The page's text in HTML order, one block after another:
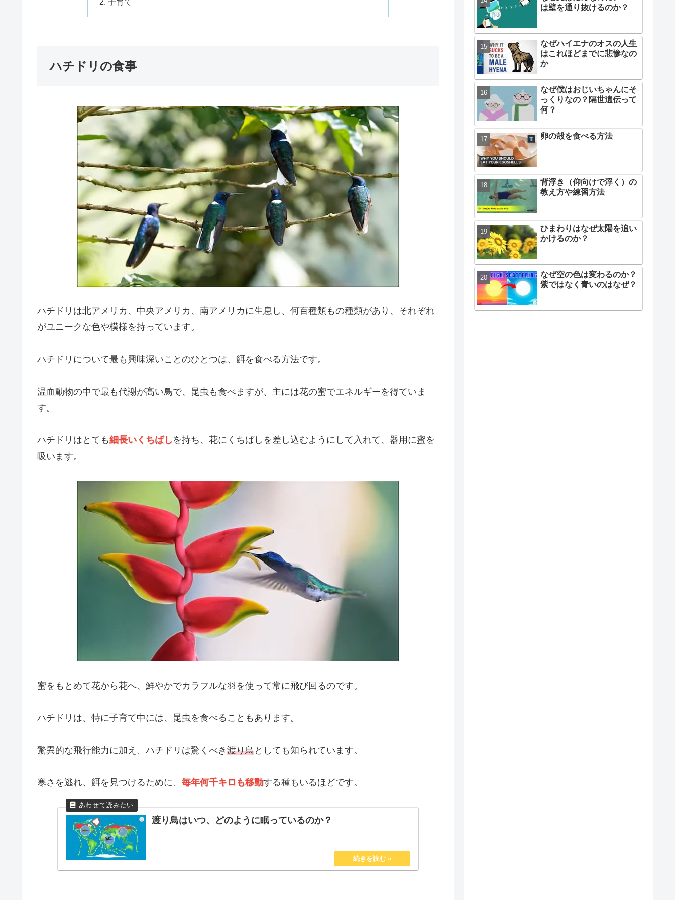
ハチドリの食事
ハチドリは北アメリカ、中央アメリカ、南アメリカに生息し、何百種類もの種類があり、それぞれ
がユニークな色や模様を持っています。
ハチドリについて最も興味深いことのひとつは、餌を食べる方法です。
温血動物の中で最も代謝が高い鳥で、昆虫も食べますが、主には花の蜜でエネルギーを得ていま
す。
ハチドリはとても細長いくちばしを持ち、花にくちばしを差し込むようにして入れて、器用に蜜を
吸います。
蜜をもとめて花から花へ、鮮やかでカラフルな羽を使って常に飛び回るのです。
ハチドリは、特に子育て中には、昆虫を食べることもあります。
驚異的な飛行能力に加え、ハチドリは驚くべき 渡り鳥としても知られています。
寒さを逃れ、餌を見つけるために、 毎年何千キロも移動する種もいるほどです。
渡り鳥はいつ、どのように眠っているのか？
は壁を通り抜けるのか？
なぜハイエナのオスの人生
はこれほどまでに悲惨なの
か
なぜ僕はおじいちゃんにそ
っくりなの？隔世遺伝って
何？
卵の殻を食べる方法
背浮き（仰向けで浮く）の
教え方や練習方法
ひまわりはなぜ太陽を追い
かけるのか？
なぜ空の色は変わるのか？
紫ではなく青いのはなぜ？